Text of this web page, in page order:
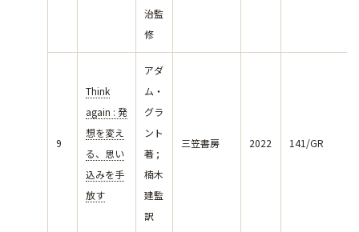
治監
修
9
Think
again : 発
想を変え
る、思い
込みを手
放す
アダ
ム・
グラ
ント
著 ;
楠木
建監
訳
三笠書房 2022 141/GR